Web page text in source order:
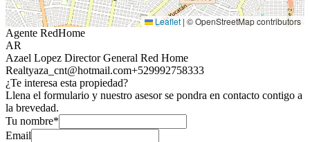
Leaflet | © OpenStreetMap contributors
Agente RedHome
AR
Azael Lopez Director General Red Home
Realtyaza_cnt@hotmail.com+529992758333
¿Te interesa esta propiedad?
Llena el formulario y nuestro asesor se pondra en contacto contigo a
la brevedad.
Tu nombre*
Email